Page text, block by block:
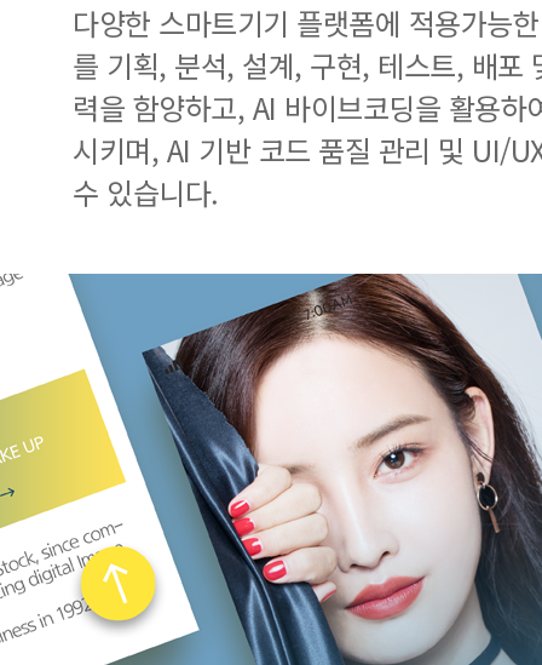
다양한 스마트기기 플랫폼에 적용가능
를 기획, 분석, 설계, 구현, 테스트, 배포
력을 함양하고, AI 바이브코딩을 활용
시키며, AI 기반 코드 품질 관리 및 UI/
수 있습니다.